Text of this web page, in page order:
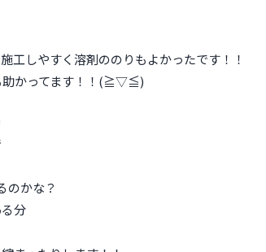
工しやすく溶剤ののりもよかったです！！
助かってます！！(⁠≧⁠▽⁠≦⁠)
のかな？
分